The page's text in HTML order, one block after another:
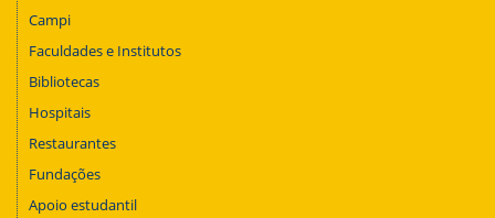
Campi
Faculdades e Institutos
Bibliotecas
Hospitais
Restaurantes
Fundações
Apoio estudantil